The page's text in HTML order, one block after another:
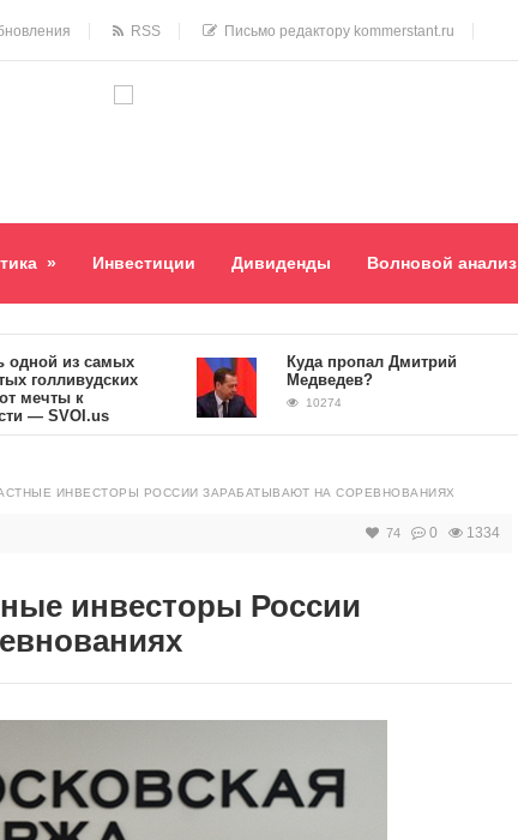
RSS Письмо редактору kommerstant.ru
» Инвестиции Дивиденды Волновой анализ
из самых
к
SVOI.us
Куда пропал Дмитрий
Медведев?
10274
ИНВЕСТОРЫ РОССИИ ЗАРАБАТЫВАЮТ НА СОРЕВНОВАНИЯХ
74 0 1334
инвесторы России